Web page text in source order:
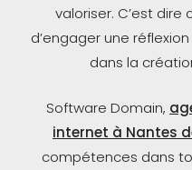
valoriser. C’est
d’engager une
dans la
Software Domain,
internet à Nantes
compétences dans